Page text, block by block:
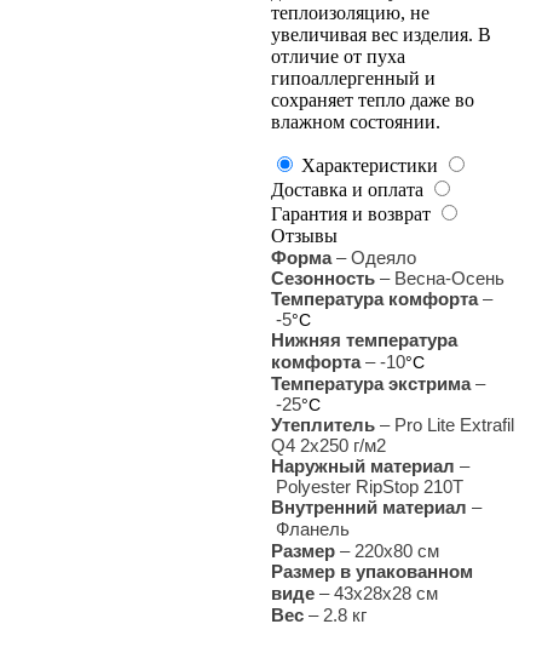
теплоизоляцию, не
увеличивая вес изделия. В
отличие от пуха
гипоаллергенный и
сохраняет тепло даже во
влажном состоянии.
Характеристики
Доставка и оплата
Гарантия и возврат
Отзывы
Форма– Одеяло
Сезонность – Весна-Осень
Температура комфорта–
-5°С
Нижняя температура
комфорта– -10°С
Температура экстрима–
-25°С
Утеплитель – Pro Lite Extrafil
Q4 2х250 г/м2
Наружный материал –
Polyester RipStop 210Т
Внутренний материал –
Фланель
Размер – 220х80 см
Размер в упакованном
виде – 43х28х28 см
Вес – 2.8 кг